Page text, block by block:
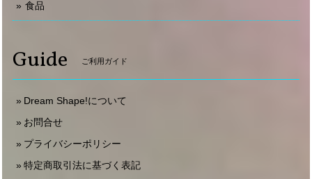
食品
Guide ご利用ガイド
Dream Shape!について
お問合せ
プライバシーポリシー
特定商取引法に基づく表記